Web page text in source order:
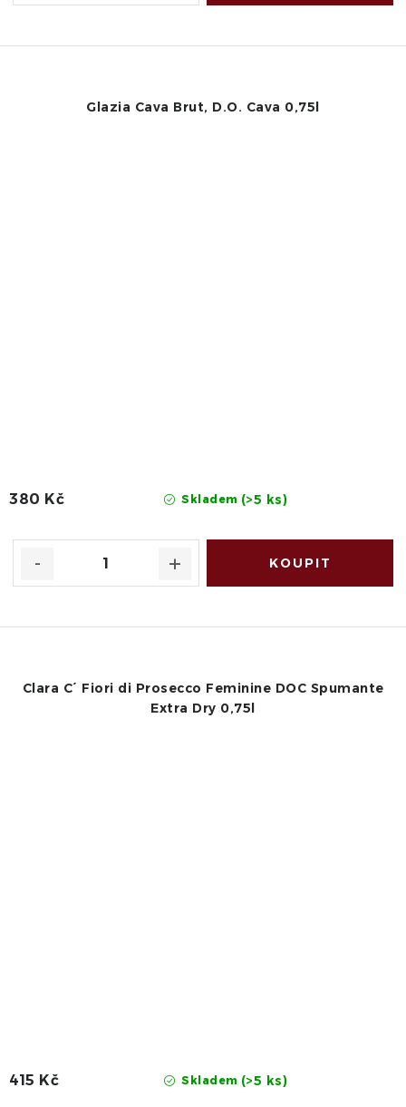
Glazia Cava Brut, D.O. Cava 0,75l
Skladem (>5 ks)
380 Kč
Clara C´ Fiori di Prosecco Feminine DOC Spumante
Extra Dry 0,75l
Skladem (>5 ks)
415 Kč